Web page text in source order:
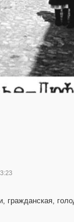
гражданская,